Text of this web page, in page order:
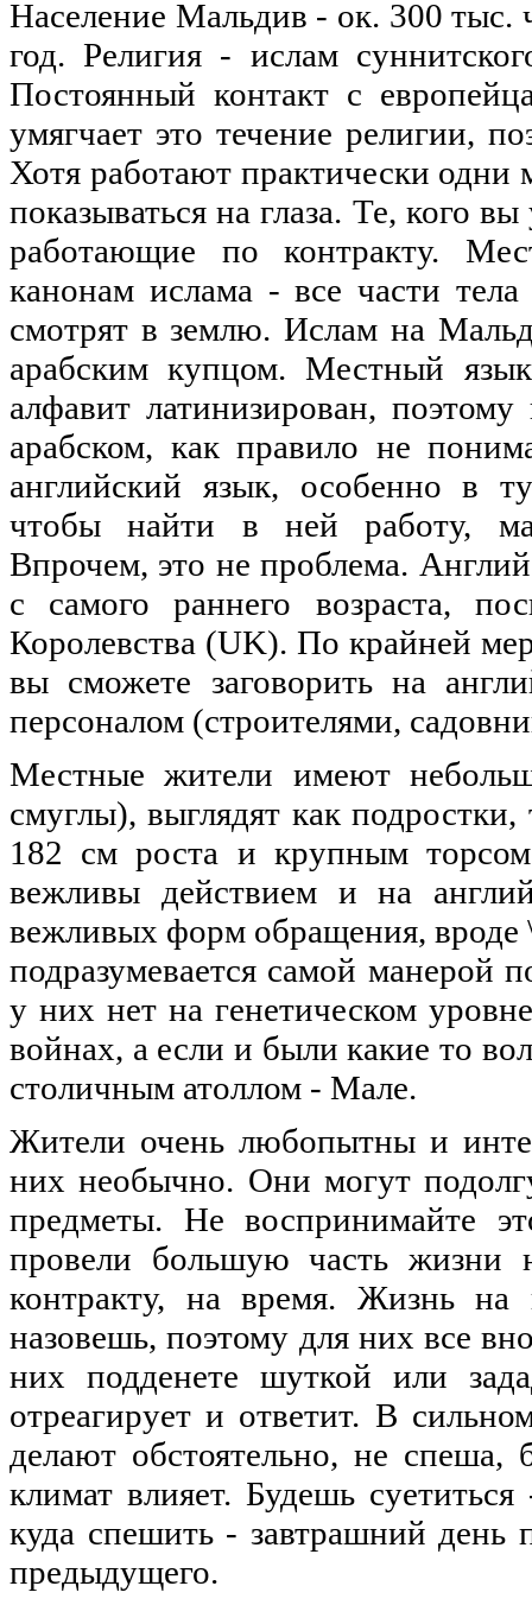
Население Мальдив - ок. 300 тыс.
год. Религия - ислам
Постоянный контакт с
умягчает это течение религии,
Хотя работают практически
показываться на глаза. Те, кого
работающие по контракту.
канонам ислама - все части
смотрят в землю. Ислам на
арабским купцом. Местный
алфавит латинизирован,
арабском, как правило не
английский язык, особенно в
чтобы найти в ней работу,
Впрочем, это не проблема.
с самого раннего возраста,
Королевства (UK). По крайней
вы сможете заговорить на
персоналом (строителями,
Местные жители имеют
смуглы), выглядят как
182 см роста и крупным
вежливы действием и на
вежливых форм обращения, вроде
подразумевается самой манерой
у них нет на генетическом
войнах, а если и были какие то
столичным атоллом - Мале.
Жители очень любопытны и
них необычно. Они могут
предметы. Не воспринимайте
провели большую часть жизни
контракту, на время. Жизнь
назовешь, поэтому для них все
них подденете шуткой или
отреагирует и ответит. В
делают обстоятельно, не
климат влияет. Будешь
куда спешить - завтрашний день
предыдущего.